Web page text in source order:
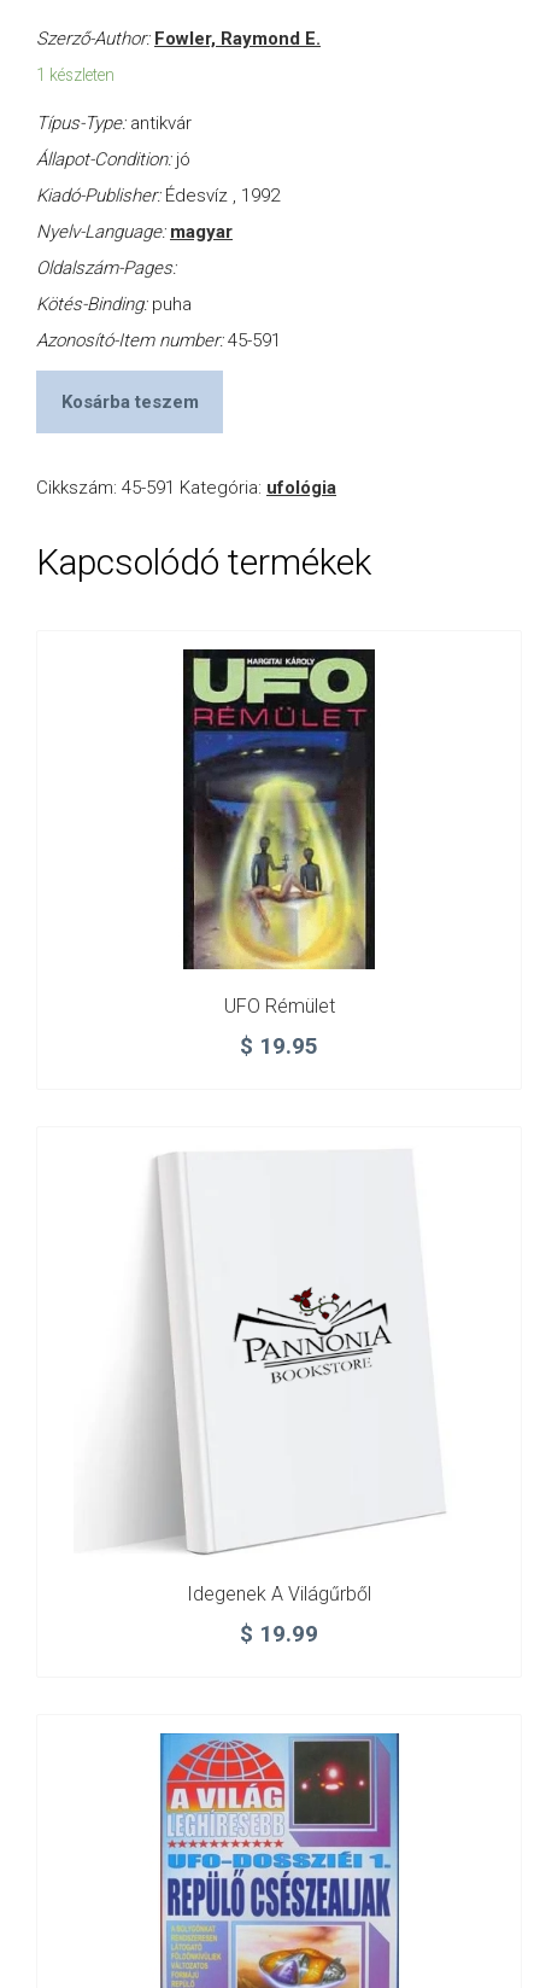
Szerző-Author: Fowler, Raymond E.
1 készleten
Típus-Type: antikvár
Állapot-Condition: jó
Kiadó-Publisher: Édesvíz , 1992
Nyelv-Language: magyar
Oldalszám-Pages:
Kötés-Binding: puha
Azonosító-Item number:45-591
Kosárba teszem
Cikkszám: 45-591 Kategória: ufológia
Kapcsolódó termékek
UFO Rémület
$ 19.95
Idegenek A Világűrből
$ 19.99